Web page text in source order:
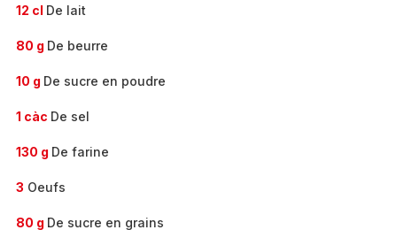
12 cl De lait
80 g De beurre
10 g De sucre en poudre
1 càc De sel
130 g De farine
3 Oeufs
80 g De sucre en grains